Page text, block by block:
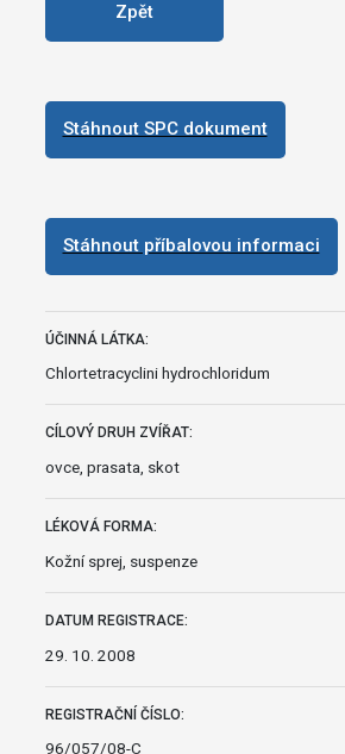
Zpět
Stáhnout SPC dokument
Stáhnout příbalovou informaci
ÚČINNÁ LÁTKA:
Chlortetracyclini hydrochloridum
CÍLOVÝ DRUH ZVÍŘAT:
ovce, prasata, skot
LÉKOVÁ FORMA:
Kožní sprej, suspenze
DATUM REGISTRACE:
29. 10. 2008
REGISTRAČNÍ ČÍSLO:
96/057/08-C